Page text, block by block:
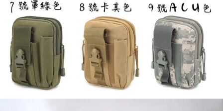
任。
４．使用「AFTEE先享後付」時，將依據個別帳號之用戶狀況，依本公司即
時審查核予不同之上限額度；若仍有額度不足之情形，本公司將視審查結果
請求用戶進行身份認證。
５．嚴禁一人註冊多個帳號或使用他人資訊註冊。若發現惡意使用之情形，
恩沛科技股份有限公司將有權停止該用戶之使用額度並採取法律行動。
貨到付款（門市自取請勿下單，請聯繫客服）
每筆NT$200，滿NT$3,000(含以上)免運費